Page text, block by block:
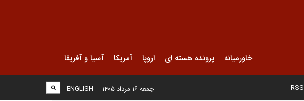
خاورمیانه پرونده هسته ای اروپا آمریکا آسیا و آفریقا
RSS
ENGLISH جمعه ۱۶ مرداد ۱۴۰۵